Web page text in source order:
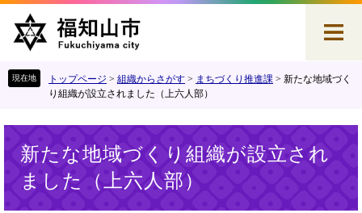
す
し
トップページ > 組織からさがす > まちづくり推進課 > 新たな地域づく
り組織が設立されました（上六人部）
新たな地域づくり組織が設立され
ました（上六人部）